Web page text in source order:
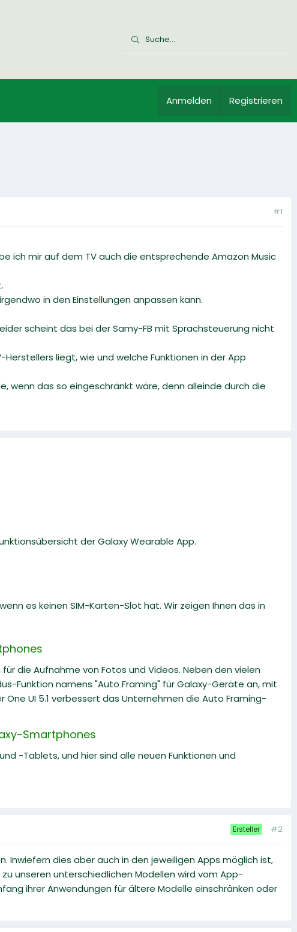
Anmelden Registrieren
#1
ich mir auf dem TV auch die entsprechende Amazon Music
in den Einstellungen anpassen kann.
scheint das bei der Samy-FB mit Sprachsteuerung nicht
liegt, wie und welche Funktionen in der App
wenn das so eingeschränkt wäre, denn alleinde durch die
der Galaxy Wearable App.
es keinen SIM-Karten-Slot hat. Wir zeigen Ihnen das in
die Aufnahme von Fotos und Videos. Neben den vielen
Funktion namens "Auto Framing" für Galaxy-Geräte an, mit
UI 5.1 verbessert das Unternehmen die Auto Framing-
Smartphones
-Tablets, und hier sind alle neuen Funktionen und
Ersteller #2
Inwiefern dies aber auch in den jeweiligen Apps möglich ist,
unseren unterschiedlichen Modellen wird vom App-
ihrer Anwendungen für ältere Modelle einschränken oder